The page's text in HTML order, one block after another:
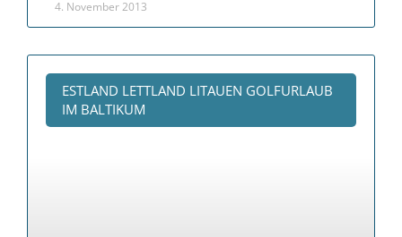
4. November 2013
ESTLAND LETTLAND LITAUEN GOLFURLAUB
IM BALTIKUM